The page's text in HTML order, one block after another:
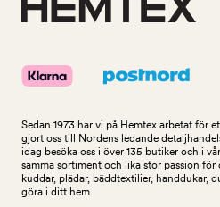
Sedan 1973 har vi på Hemtex arbetat för
gjort oss till Nordens ledande
idag besöka oss i över 135 butiker och i
samma sortiment och lika stor passion
kuddar, plädar, bäddtextilier, handdukar,
göra i ditt hem.